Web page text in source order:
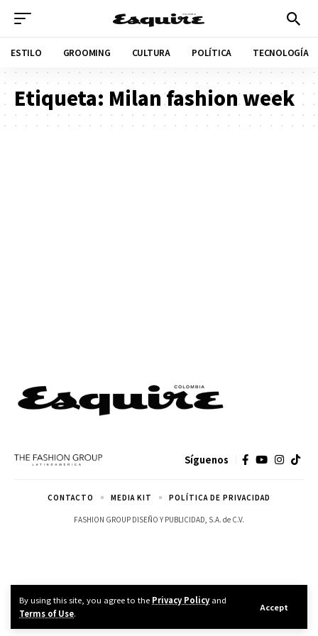
By using this site, you agree to the Privacy Policyand
Terms of Use.
Accept
ESTILO GROOMING CULTURA POLÍTICA TECNOLOGÍA
Etiqueta: Milan fashion week
Síguenos
FASHION GROUP DISEÑO Y PUBLICIDAD, S.A. de C.V.
CONTACTO MEDIA KIT POLÍTICA DE PRIVACIDAD